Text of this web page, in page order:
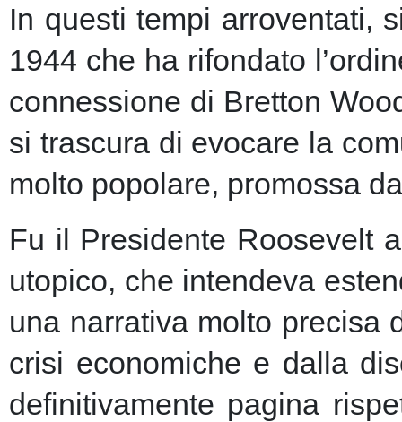
In questi tempi arroventati,
1944 che ha rifondato
connessione di Bretton
si trascura di evocare la
molto popolare, promossa
Fu il Presidente Roosevelt
utopico, che intendeva
una narrativa molto precisa
crisi economiche e dalla
definitivamente pagina